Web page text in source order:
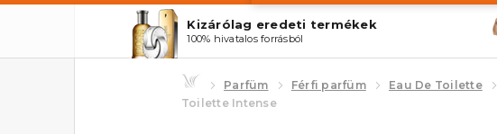
Kizárólag eredeti termékek
100% hivatalos forrásból
Parfüm Férfi parfüm Eau De Toilette
Toilette Intense